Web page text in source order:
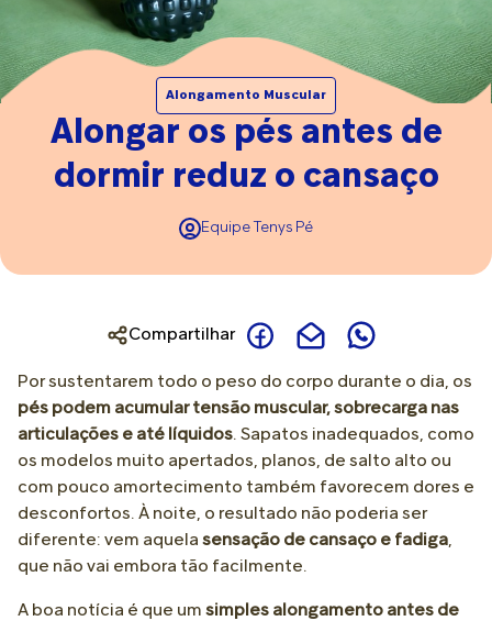
Alongamento Muscular
Alongar os pés antes de
dormir reduz o cansaço
Equipe Tenys Pé
Compartilhar
Por sustentarem todo o peso do corpo durante o dia, os
pés podem acumular tensão muscular, sobrecarga nas
articulações e até líquidos. Sapatos inadequados, como
os modelos muito apertados, planos, de salto alto ou
com pouco amortecimento também favorecem dores e
desconfortos. À noite, o resultado não poderia ser
diferente: vem aquela sensação de cansaço e fadiga,
que não vai embora tão facilmente.
A boa notícia é que um simples alongamento antes de